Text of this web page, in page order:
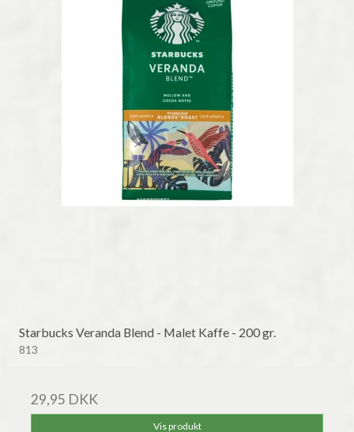
Starbucks Veranda Blend - Malet Kaffe - 200 gr.
813
29,95 DKK
Vis produkt